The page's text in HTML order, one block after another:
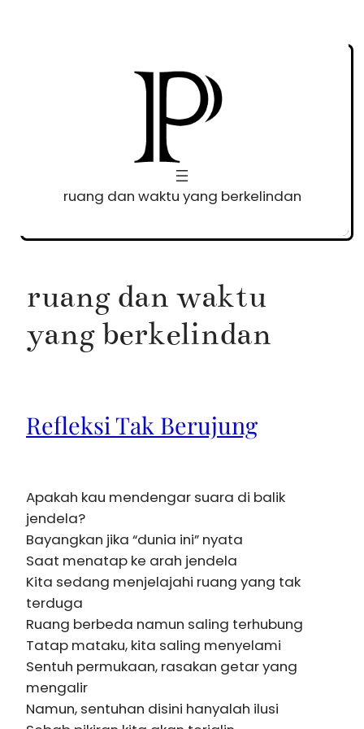
ruang dan waktu yang berkelindan
ruang dan waktu
yang berkelindan
Refleksi Tak Berujung
Apakah kau mendengar suara di balik
jendela?
Bayangkan jika “dunia ini” nyata
Saat menatap ke arah jendela
Kita sedang menjelajahi ruang yang tak
terduga
Ruang berbeda namun saling terhubung
Tatap mataku, kita saling menyelami
Sentuh permukaan, rasakan getar yang
mengalir
Namun, sentuhan disini hanyalah ilusi